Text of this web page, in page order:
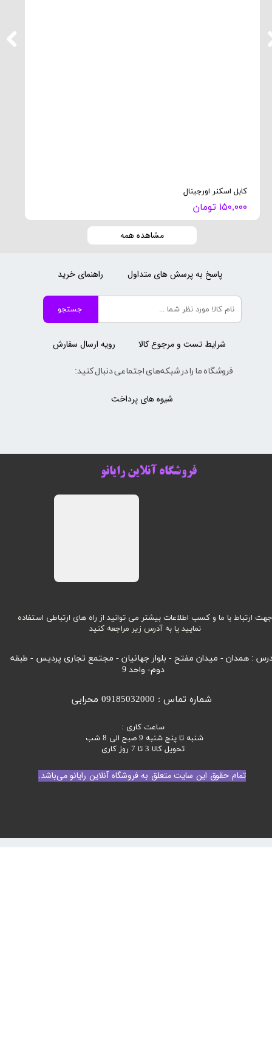
کابل اسکنر اورجینال
۱۵۰,۰۰۰ تومان
مشاهده همه
تمام حقوق این سایت متعلق به فروشگاه آنلاین رایانو می‌باشد.
جهت ارتباط با ما و کسب اطلاعات بیشتر می توانید از راه های ارتباطی استفاده
نمایید یا به آدرس زیر مراجعه کنید
: همدان - میدان مفتح - بلوار جهانیان - مجتمع تجاری پردیس - طبقه
دوم- واحد 9
ساعت کاری :
شنبه تا پنج شنبه 9 صبح الی 8 شب
تحویل کالا 3 تا 7 روز کاری
شماره تماس : 09185032000 محرابی
فروشگاه آنلاین رایانو
جستجو
فروشگاه ما را در شبکه‌های اجتماعی دنبال کنید:
رویه ارسال سفارش
راهنمای خرید
شیوه های پرداخت
پاسخ به پرسش های متداول
شرایط تست و مرجوع کالا